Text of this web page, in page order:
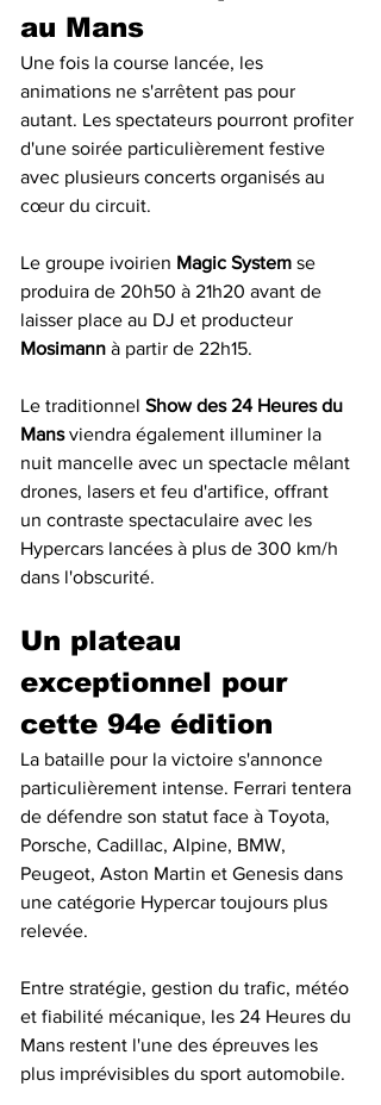
au Mans
Une fois la course lancée, les
animations ne s'arrêtent pas pour
autant. Les spectateurs pourront profiter
d'une soirée particulièrement festive
avec plusieurs concerts organisés au
cœur du circuit.
Le groupe ivoirien Magic System se
produira de 20h50 à 21h20 avant de
laisser place au DJ et producteur
Mosimann à partir de 22h15.
Le traditionnel Show des 24 Heures du
Mans viendra également illuminer la
nuit mancelle avec un spectacle mêlant
drones, lasers et feu d'artifice, offrant
un contraste spectaculaire avec les
Hypercars lancées à plus de 300 km/h
dans l'obscurité.
Un plateau
exceptionnel pour
cette 94e édition
La bataille pour la victoire s'annonce
particulièrement intense. Ferrari tentera
de défendre son statut face à Toyota,
Porsche, Cadillac, Alpine, BMW,
Peugeot, Aston Martin et Genesis dans
une catégorie Hypercar toujours plus
relevée.
Entre stratégie, gestion du trafic, météo
et fiabilité mécanique, les 24 Heures du
Mans restent l'une des épreuves les
plus imprévisibles du sport automobile.